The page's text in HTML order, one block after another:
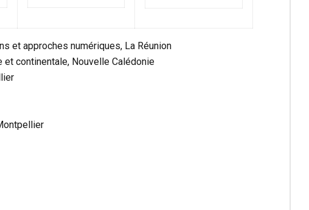
et approches numériques, La Réunion
et continentale, Nouvelle Calédonie